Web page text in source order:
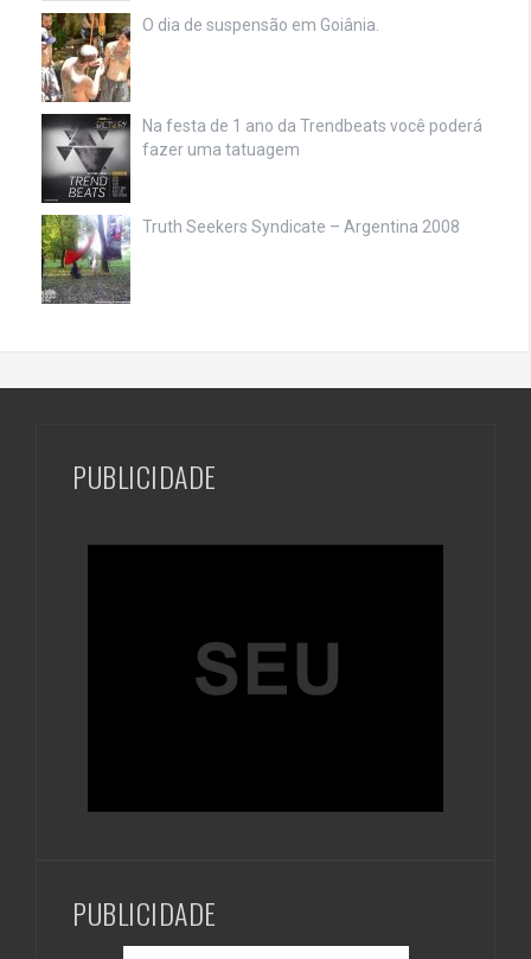
O dia de suspensão em Goiânia.
Na festa de 1 ano da Trendbeats você poderá
fazer uma tatuagem
Truth Seekers Syndicate – Argentina 2008
PUBLICIDADE
PUBLICIDADE